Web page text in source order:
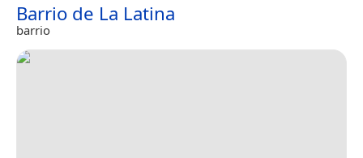
Barrio de La Latina
barrio